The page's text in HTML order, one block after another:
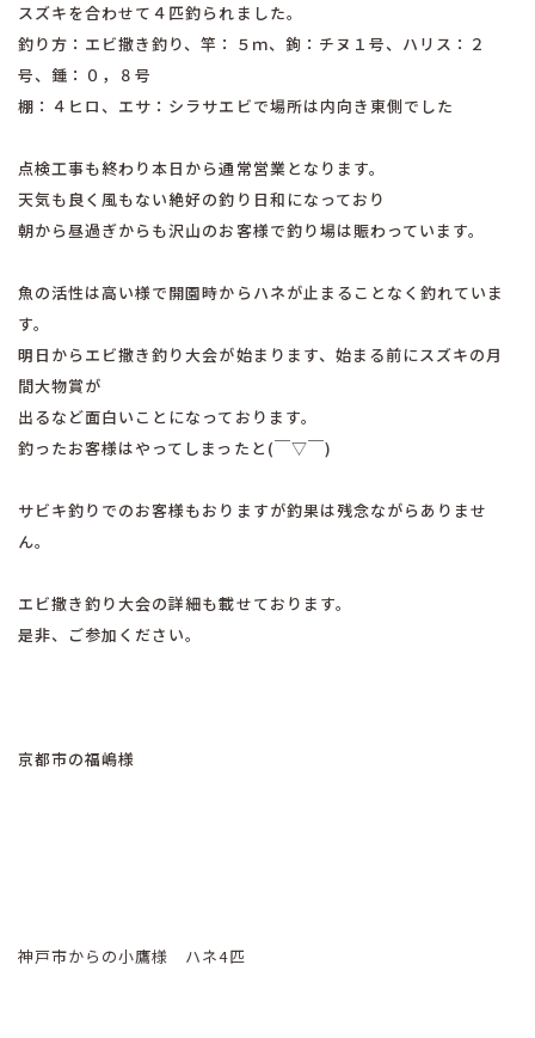
スズキを合わせて４匹釣られました。
釣り方：エビ撒き釣り、竿：５ｍ、鉤：チヌ１号、ハリス：２
号、錘：０，８号
棚：４ヒロ、エサ：シラサエビで場所は内向き東側でした
点検工事も終わり本日から通常営業となります。
天気も良く風もない絶好の釣り日和になっており
朝から昼過ぎからも沢山のお客様で釣り場は賑わっています。
魚の活性は高い様で開園時からハネが止まることなく釣れていま
す。
明日からエビ撒き釣り大会が始まります、始まる前にスズキの月
間大物賞が
出るなど面白いことになっております。
釣ったお客様はやってしまったと(￣▽￣)
サビキ釣りでのお客様もおりますが釣果は残念ながらありませ
ん。
エビ撒き釣り大会の詳細も載せております。
是非、ご参加ください。
京都市の福嶋様
神戸市からの小鷹様 ハネ4匹